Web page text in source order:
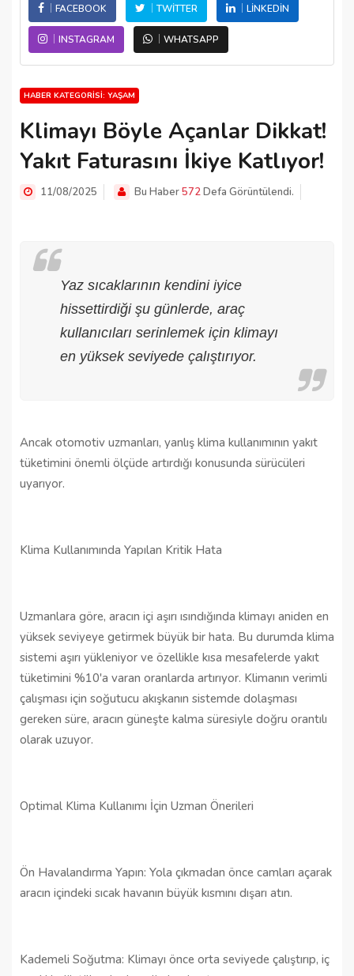
FACEBOOK TWITTER LINKEDIN
INSTAGRAM WHATSAPP
HABER KATEGORISI: YAŞAM
Klimayı Böyle Açanlar Dikkat!
Yakıt Faturasını İkiye Katlıyor!
11/08/2025 Bu Haber572Defa Görüntülendi.
Yaz sıcaklarının kendini iyice
hissettirdiği şu günlerde, araç
kullanıcıları serinlemek için klimayı
en yüksek seviyede çalıştırıyor.
Ancak otomotiv uzmanları, yanlış klima kullanımının yakıt
tüketimini önemli ölçüde artırdığı konusunda sürücüleri
uyarıyor.
Klima Kullanımında Yapılan Kritik Hata
Uzmanlara göre, aracın içi aşırı ısındığında klimayı aniden en
yüksek seviyeye getirmek büyük bir hata. Bu durumda klima
sistemi aşırı yükleniyor ve özellikle kısa mesafelerde yakıt
tüketimini %10'a varan oranlarda artırıyor. Klimanın verimli
çalışması için soğutucu akışkanın sistemde dolaşması
gereken süre, aracın güneşte kalma süresiyle doğru orantılı
olarak uzuyor.
Optimal Klima Kullanımı İçin Uzman Önerileri
Ön Havalandırma Yapın: Yola çıkmadan önce camları açarak
aracın içindeki sıcak havanın büyük kısmını dışarı atın.
Kademeli Soğutma: Klimayı önce orta seviyede çalıştırıp, iç